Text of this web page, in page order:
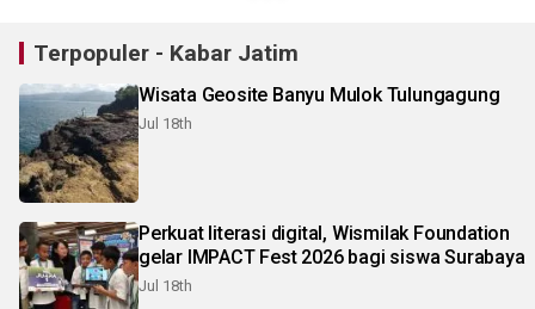
Terpopuler - Kabar Jatim
Wisata Geosite Banyu Mulok Tulungagung
Jul 18th
Perkuat literasi digital, Wismilak Foundation
gelar IMPACT Fest 2026 bagi siswa Surabaya
Jul 18th